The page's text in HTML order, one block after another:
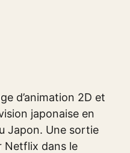
d’animation 2D et
japonaise en
Japon. Une sortie
Netflix dans le